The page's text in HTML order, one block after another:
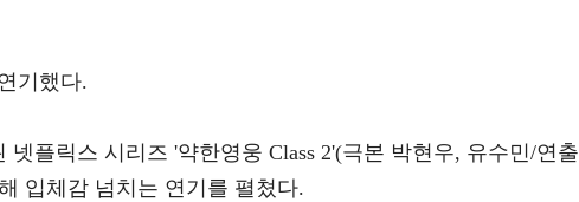
기했다.
넷플릭스 시리즈 '약한영웅 Class 2'(극본 박현우, 유수민/연출
입체감 넘치는 연기를 펼쳤다.